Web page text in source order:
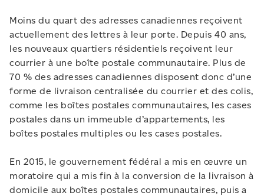
Moins du quart des adresses canadiennes reçoivent
actuellement des lettres à leur porte. Depuis 40 ans,
les nouveaux quartiers résidentiels reçoivent leur
courrier à une boîte postale communautaire. Plus de
70 % des adresses canadiennes disposent donc d’une
forme de livraison centralisée du courrier et des colis,
comme les boîtes postales communautaires, les cases
postales dans un immeuble d’appartements, les
boîtes postales multiples ou les cases postales.
En 2015, le gouvernement fédéral a mis en œuvre un
moratoire qui a mis fin à la conversion de la livraison à
domicile aux boîtes postales communautaires, puis a